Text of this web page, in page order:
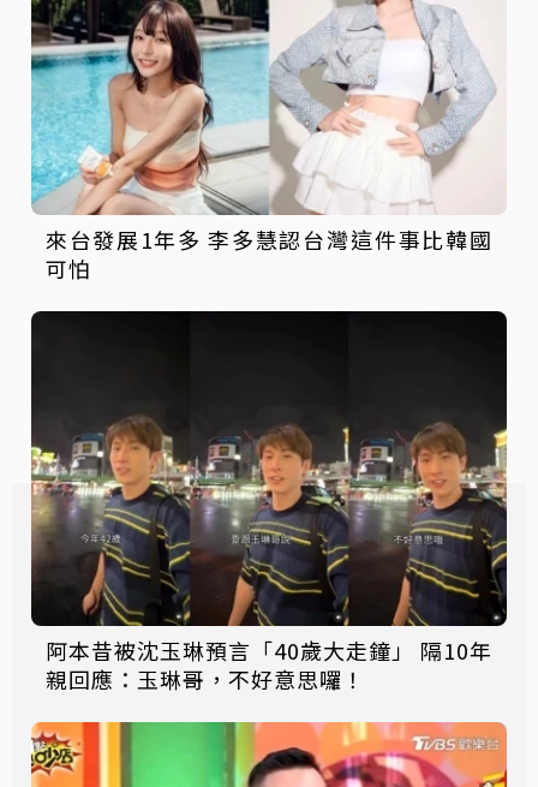
來台發展1年多 李多慧認台灣這件事比韓國
可怕
阿本昔被沈玉琳預言「40歲大走鐘」 隔10年
親回應：玉琳哥，不好意思囉！